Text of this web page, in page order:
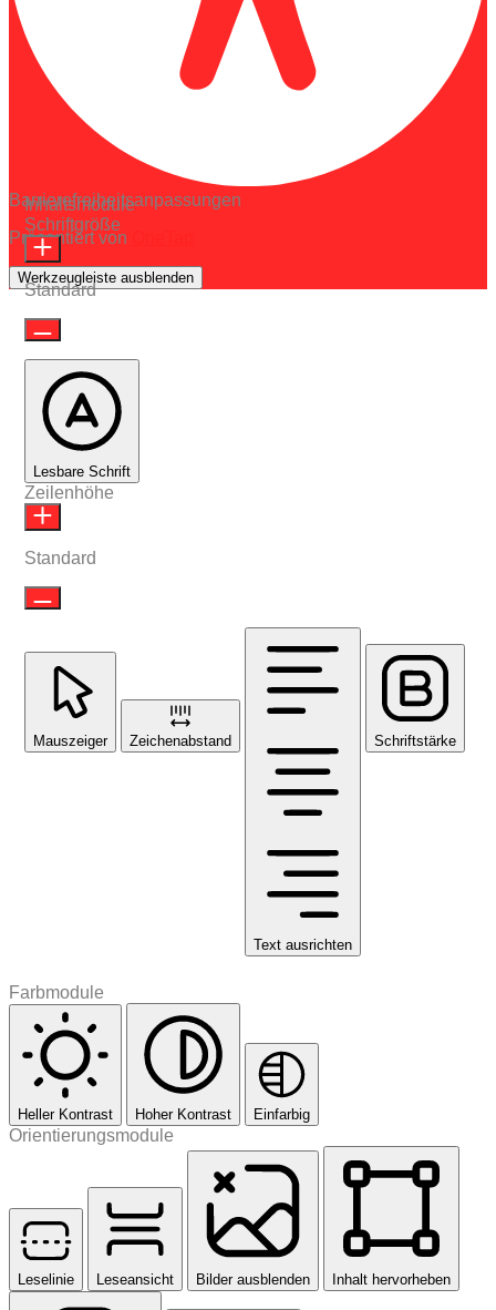
Barrierefreiheitsanpassungen
Präsentiert von
Werkzeugleiste ausblenden
Inhaltsmodule
Schriftgröße
Standard
Lesbare Schrift
Zeilenhöhe
Standard
Mauszeiger Zeichenabstand
Text ausrichten
Schriftstärke
Farbmodule
Heller Kontrast Hoher Kontrast Einfarbig
Orientierungsmodule
Leselinie Leseansicht Bilder ausblenden Inhalt hervorheben